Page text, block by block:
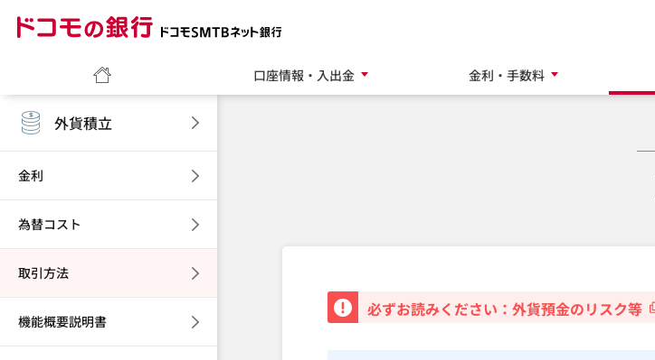
口座情報・入出金 金利・手数料
重要
必ずお読みください：外貨預金のリスク等
外貨積立
金利
為替コスト
取引方法
機能概要説明書